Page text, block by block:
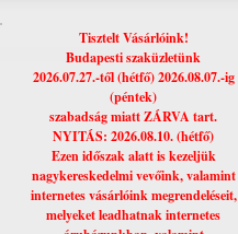
Tisztelt Vásárlóink!
Budapesti szaküzletünk
2026.07.27.-től (hétfő) 2026.08.07.-ig
(péntek)
szabadság miatt ZÁRVA tart.
NYITÁS: 2026.08.10. (hétfő)
Ezen időszak alatt is kezeljük
nagykereskedelmi vevőink, valamint
internetes vásárlóink megrendeléseit,
melyeket leadhatnak internetes